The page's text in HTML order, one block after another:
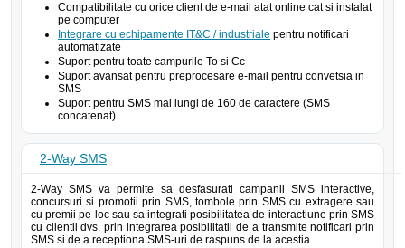
Compatibilitate cu orice client de e-mail atat online cat si instalat
pe computer
Integrare cu echipamente IT&C / industriale pentru notificari
automatizate
Suport pentru toate campurile To si Cc
Suport avansat pentru preprocesare e-mail pentru convetsia in
SMS
Suport pentru SMS mai lungi de 160 de caractere (SMS
concatenat)
2-Way SMS
2-Way SMS va permite sa desfasurati campanii SMS interactive,
concursuri si promotii prin SMS, tombole prin SMS cu extragere sau
cu premii pe loc sau sa integrati posibilitatea de interactiune prin SMS
cu clientii dvs. prin integrarea posibilitatii de a transmite notificari prin
SMS si de a receptiona SMS-uri de raspuns de la acestia.